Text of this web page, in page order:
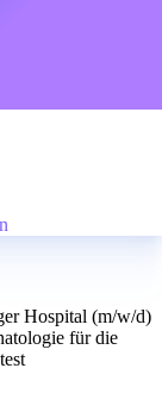
Hospital (m/w/d)
für die